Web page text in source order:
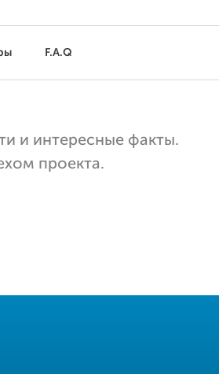
F.A.Q
и интересные факты.
проекта.